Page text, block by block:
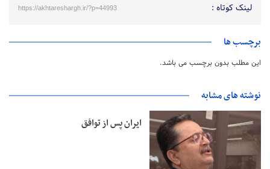
لینک کوتاه : https://akhtareshargh.ir/?p=44993
برچسب ها
این مطلب بدون برچسب می باشد.
نوشته های مشابه
ایران پس از توافق